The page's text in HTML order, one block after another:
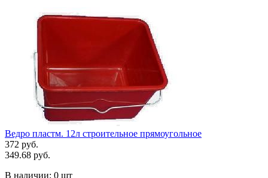
Ведро пластм. 12л строительное прямоугольное
372 руб.
349.68 руб.
В наличии: 0 шт